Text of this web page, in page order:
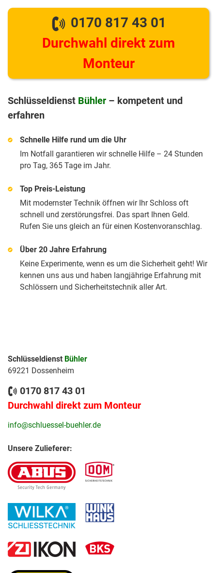
0170 817 43 01
Durchwahl direkt zum
Monteur
Schlüsseldienst Bühler – kompetent und
erfahren
Schnelle Hilfe rund um die Uhr
Im Notfall garantieren wir schnelle Hilfe – 24 Stunden
pro Tag, 365 Tage im Jahr.
Top Preis-Leistung
Mit modernster Technik öffnen wir Ihr Schloss oft
schnell und zerstörungsfrei. Das spart Ihnen Geld.
Rufen Sie uns gleich an für einen Kostenvoranschlag.
Über 20 Jahre Erfahrung
Keine Experimente, wenn es um die Sicherheit geht! Wir
kennen uns aus und haben langjährige Erfahrung mit
Schlössern und Sicherheitstechnik aller Art.
Schlüsseldienst Bühler
69221 Dossenheim
0170 817 43 01
Durchwahl direkt zum Monteur
info@schluessel-buehler.de
Unsere Zulieferer: